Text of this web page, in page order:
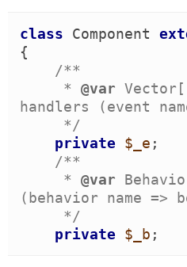
class Component
{
/**
     *
@var
handlers (event
*/
private $_e ;
/**
     *
@var
(behavior name =>
*/
private $_b ;